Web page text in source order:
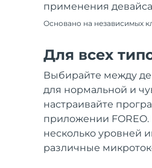
применения
Основано на независимых
Для всех
Выбирайте между
для нормальной и
настраивайте
приложении
несколько уровней
различные